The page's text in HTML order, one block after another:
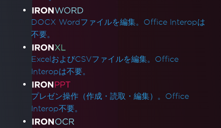
DOCX Wordファイルを編集。Office Interopは
不要。
ExcelおよびCSVファイルを編集。Office
Interopは不要。
プレゼン操作（作成・読取・編集）。Office
Interop不要。